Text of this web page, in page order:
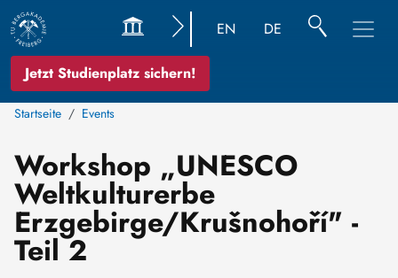
Jetzt Studienplatz sichern!
EN DE
Startseite Events
Workshop „UNESCO
Weltkulturerbe
Erzgebirge/Krušnohoří" -
Teil 2